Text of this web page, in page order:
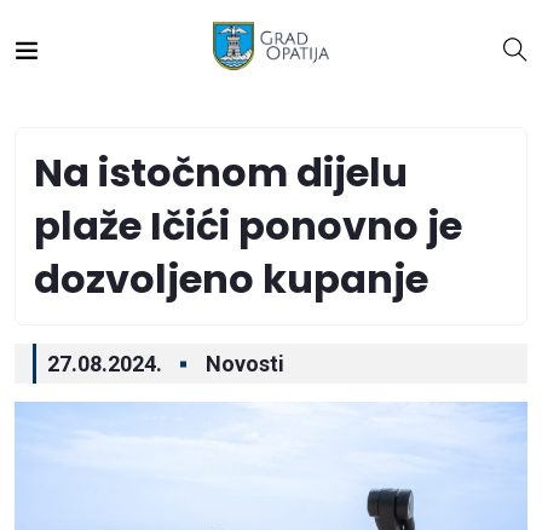
Na istočnom dijelu
plaže Ičići ponovno je
dozvoljeno kupanje
27.08.2024. Novosti